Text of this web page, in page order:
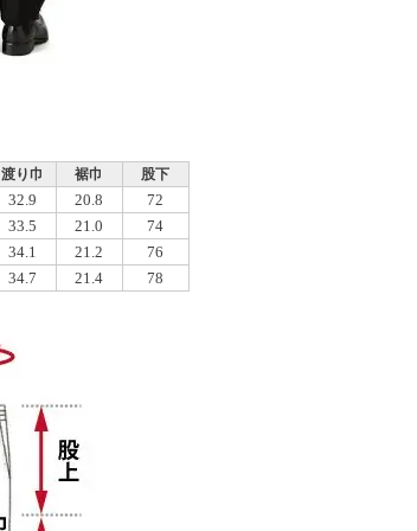
渡り巾 裾巾 股下
32.9 20.8
72
33.5 21.0
74
34.1 21.2
76
34.7 21.4 78